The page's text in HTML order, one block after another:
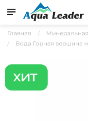
Главная
Вода Горная вершина